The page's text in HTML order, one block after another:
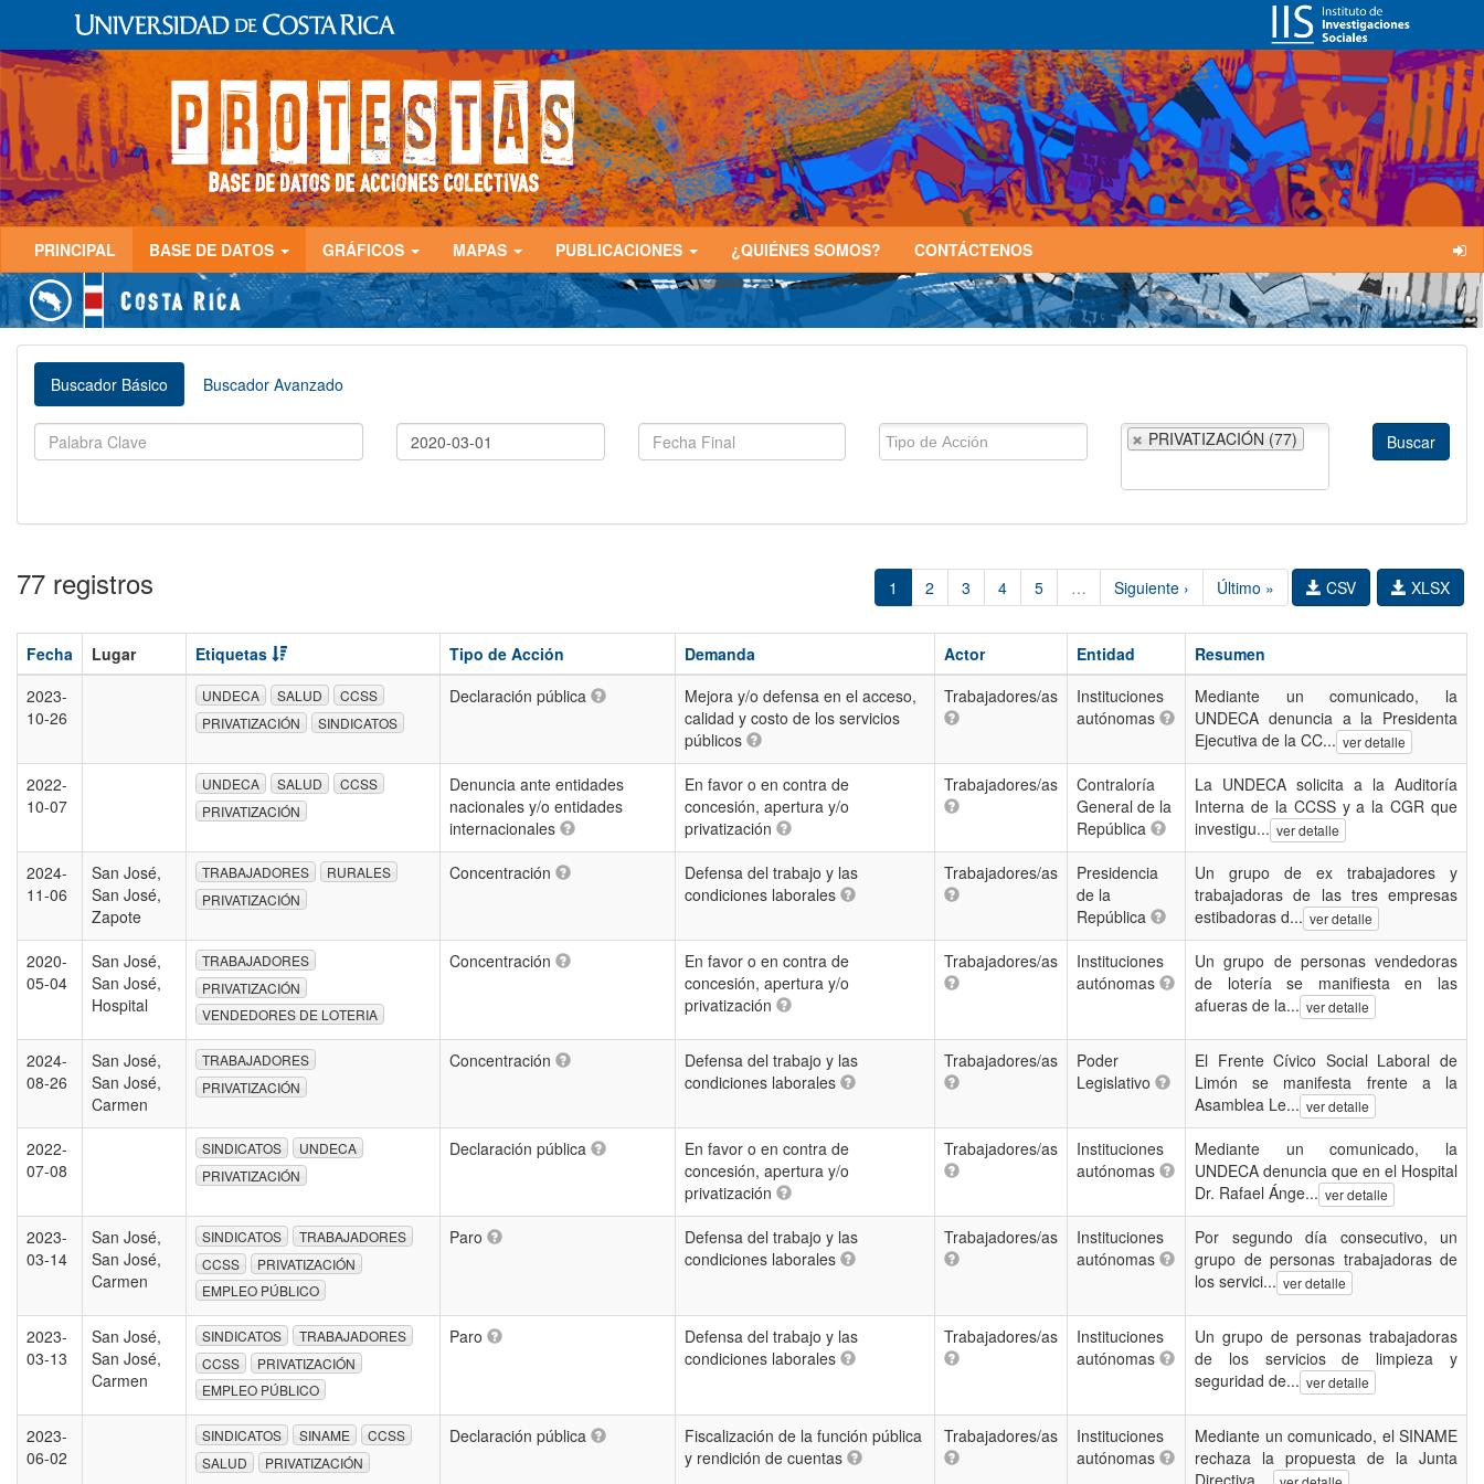
PRINCIPAL BASE DE DATOS GRÁFICOS MAPAS PUBLICACIONES ¿QUIÉNES SOMOS? CONTÁCTENOS
Buscador Básico Buscador Avanzado
PRIVATIZACIÓN (77)
77 registros 1 2 3 4 5 … Siguiente › Último » XLSX
CSV
Fecha Lugar Etiquetas Tipo de Acción Demanda Actor Entidad
Resumen
2023-
10-26
UNDECA SALUD
CCSS
PRIVATIZACIÓN
SINDICATOS
Declaración pública
Mejora y/o defensa en el acceso,
calidad y costo de los servicios
públicos
Trabajadores/as
Instituciones
autónomas
Mediante un comunicado, la
UNDECA denuncia a la Presidenta
Ejecutiva de la CC... ver detalle
2022-
10-07
UNDECA SALUD
CCSS
PRIVATIZACIÓN
Denuncia ante entidades
nacionales y/o entidades
internacionales
En favor o en contra de
concesión, apertura y/o
privatización
Trabajadores/as
Contraloría
General de la
República
La UNDECA solicita a la Auditoría
Interna de la CCSS y a la CGR que
investigu... ver detalle
2024-
11-06
San José,
San José,
Zapote
TRABAJADORES
RURALES
PRIVATIZACIÓN
Concentración
Defensa del trabajo y las
condiciones laborales
Trabajadores/as
Presidencia
de la
República
Un grupo de ex trabajadores y
trabajadoras de las tres empresas
estibadoras d... ver detalle
2020-
05-04
San José,
San José,
Hospital
TRABAJADORES
PRIVATIZACIÓN
VENDEDORES DE LOTERIA
Concentración
En favor o en contra de
concesión, apertura y/o
privatización
Trabajadores/as
Instituciones
autónomas
Un grupo de personas vendedoras
de lotería se manifiesta en las
afueras de la... ver detalle
2024-
08-26
San José,
San José,
Carmen
TRABAJADORES
PRIVATIZACIÓN
Concentración
Defensa del trabajo y las
condiciones laborales
Trabajadores/as
Poder
Legislativo
El Frente Cívico Social Laboral de
Limón se manifesta frente a la
Asamblea Le... ver detalle
2022-
07-08
SINDICATOS
UNDECA
PRIVATIZACIÓN
Declaración pública
En favor o en contra de
concesión, apertura y/o
privatización
Trabajadores/as
Instituciones
autónomas
Mediante un comunicado, la
UNDECA denuncia que en el Hospital
Dr. Rafael Ánge... ver detalle
2023-
03-14
San José,
San José,
Carmen
SINDICATOS
TRABAJADORES
CCSS
PRIVATIZACIÓN
EMPLEO PÚBLICO
Paro
Defensa del trabajo y las
condiciones laborales
Trabajadores/as
Instituciones
autónomas
Por segundo día consecutivo, un
grupo de personas trabajadoras de
los servici... ver detalle
2023-
03-13
San José,
San José,
Carmen
SINDICATOS
TRABAJADORES
CCSS
PRIVATIZACIÓN
EMPLEO PÚBLICO
Paro
Defensa del trabajo y las
condiciones laborales
Trabajadores/as
Instituciones
autónomas
Un grupo de personas trabajadoras
de los servicios de limpieza y
seguridad de... ver detalle
2023-
06-02
SINDICATOS SINAME
CCSS
SALUD
PRIVATIZACIÓN
Declaración pública
Fiscalización de la función pública
y rendición de cuentas
Trabajadores/as
Instituciones
autónomas
Mediante un comunicado, el SINAME
rechaza la propuesta de la Junta
Directiva ...